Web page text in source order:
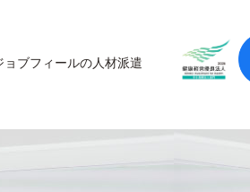
ョブフィールの人材派遣